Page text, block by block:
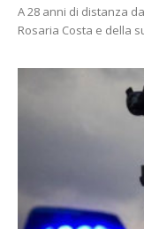
A 28 anni di distanza
Rosaria Costa e della